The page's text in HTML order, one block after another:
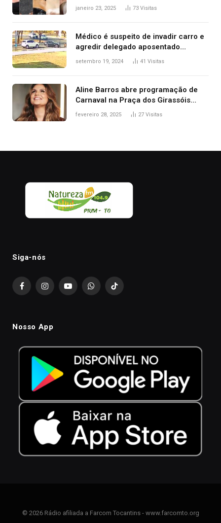
brasileira a melhor atriz
janeiro 23, 2025 73 Visitas
Médico é suspeito de invadir carro e
agredir delegado aposentado
durante confusão no trânsito
setembro 19, 2024 41 Visitas
Aline Barros abre programação de
Carnaval na Praça dos Girassóis
nesta sexta-feira, em Palmas
fevereiro 28, 2025 27 Visitas
Siga-nós
FacebookInstagramYouTubeWhatsAppTikTok
Nosso App
© 2026 Rádio afiliada a Farcom Tocantins - www.farcomto.org